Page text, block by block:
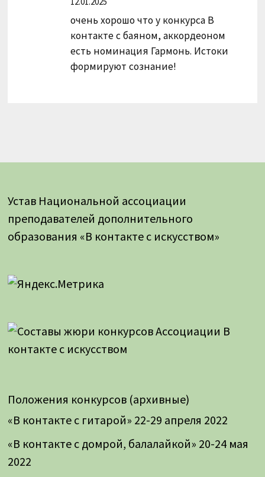
очень хорошо что у конкурса В
контакте с баяном, аккордеоном
есть номинация Гармонь. Истоки
формируют сознание!
Устав Национальной ассоциации
преподавателей дополнительного
образования «В контакте с искусством»
Положения конкурсов (архивные)
«В контакте с гитарой» 22-29 апреля 2022
«В контакте с домрой, балалайкой» 20-24 мая
2022